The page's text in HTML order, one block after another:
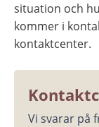
situation och
kommer i
kontaktcenter.
Vi svarar på